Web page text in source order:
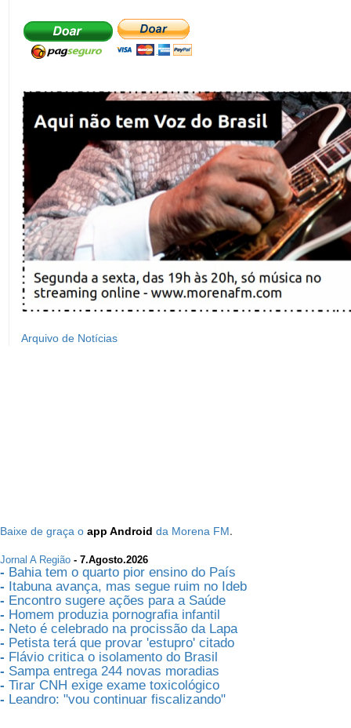
Arquivo de Notícias
Baixe de graça o app Android da Morena FM.
Jornal A Região - 7.Agosto.2026
- Bahia tem o quarto pior ensino do País
- Itabuna avança, mas segue ruim no Ideb
- Encontro sugere ações para a Saúde
- Homem produzia pornografia infantil
- Neto é celebrado na procissão da Lapa
- Petista terá que provar 'estupro' citado
- Flávio critica o isolamento do Brasil
- Sampa entrega 244 novas moradias
- Tirar CNH exige exame toxicológico
- Leandro: "vou continuar fiscalizando"